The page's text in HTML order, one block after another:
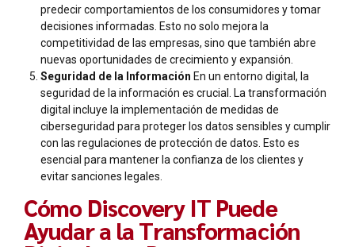
predecir comportamientos de los consumidores y tomar
decisiones informadas. Esto no solo mejora la
competitividad de las empresas, sino que también abre
nuevas oportunidades de crecimiento y expansión.
Seguridad de la Información En un entorno digital, la
seguridad de la información es crucial. La transformación
digital incluye la implementación de medidas de
ciberseguridad para proteger los datos sensibles y cumplir
con las regulaciones de protección de datos. Esto es
esencial para mantener la confianza de los clientes y
evitar sanciones legales.
Cómo Discovery IT Puede
Ayudar a la Transformación